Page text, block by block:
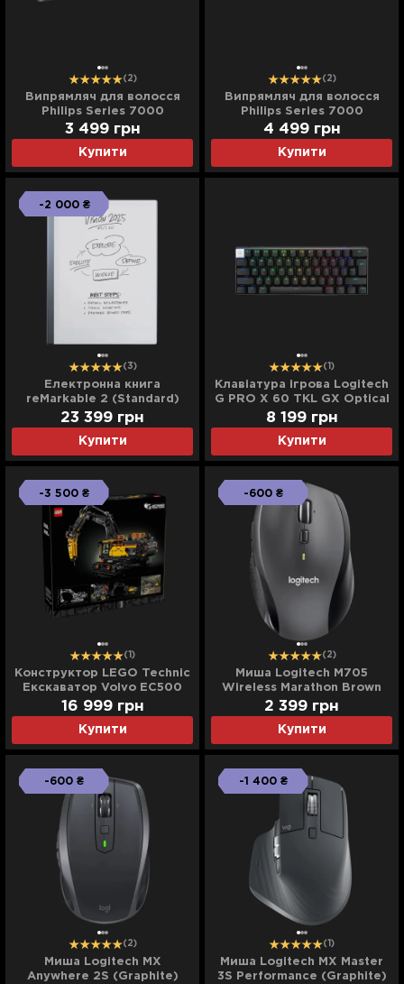
(2)
Випрямляч для волосся
Philips Series 7000
Купити
3 499 грн
(2)
Випрямляч для волосся
Philips Series 7000
Купити
4 499 грн
-2 000 ₴
(3)
Електронна книга
reMarkable 2 (Standard)
Купити
23 399 грн
(1)
Клавіатура ігрова Logitech
G PRO X 60 TKL GX Optical
Tactile (Black) (UA)
Купити
8 199 грн
-3 500 ₴
(1)
Конструктор LEGO Technic
Екскаватор Volvo EC500
Hybrid (42215)
Купити
16 999 грн
-600 ₴
(2)
Миша Logitech M705
Wireless Marathon Brown
Box (Black) (EU)
Купити
2 399 грн
-600 ₴
(2)
Миша Logitech MX
Anywhere 2S (Graphite)
-1 400 ₴
(1)
Миша Logitech MX Master
3S Performance (Graphite)